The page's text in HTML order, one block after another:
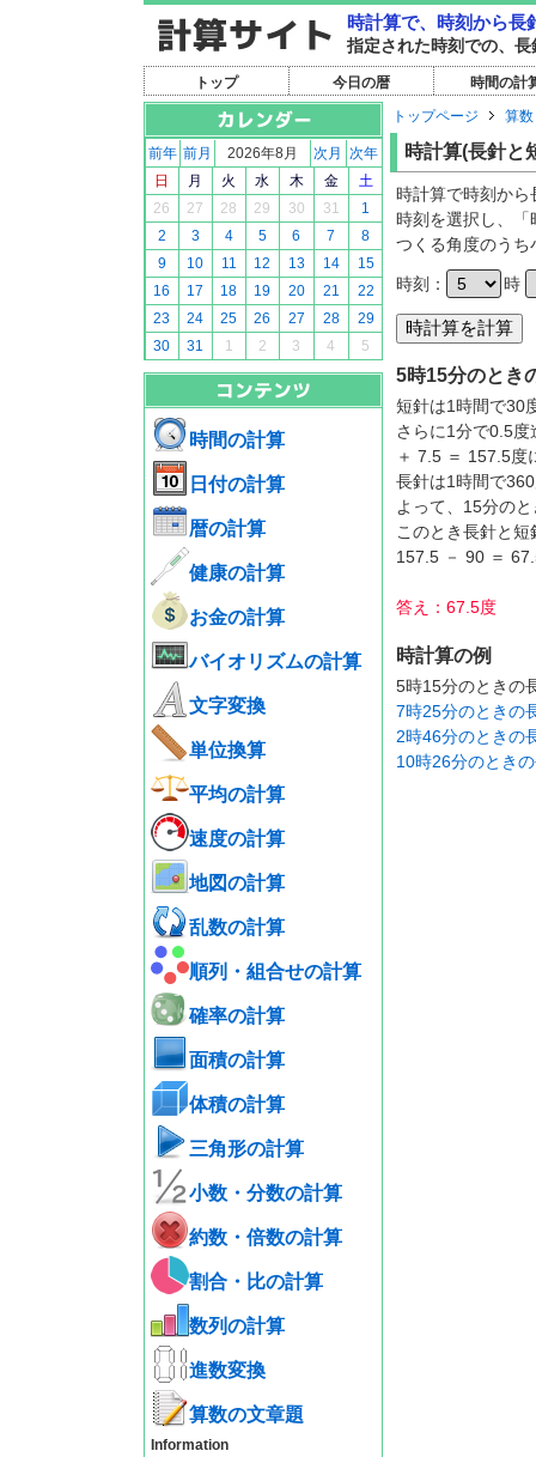
時計算で、時刻から長
指定された時刻での、
トップ 今日の暦 時間の計
前年 前月 2026年8月 次月
次年
日
月 火 水 木 金
土
26
27 28 29 30 31
1
2
3 4 5 6 7
8
9
10 11 12 13 14
15
16
17 18 19 20 21
22
23
24 25 26 27 28
29
30
31 1 2 3 4 5
時間の計算
日付の計算
暦の計算
健康の計算
お金の計算
バイオリズムの計算
文字変換
単位換算
平均の計算
速度の計算
地図の計算
乱数の計算
順列・組合せの計算
確率の計算
面積の計算
体積の計算
三角形の計算
小数・分数の計算
約数・倍数の計算
割合・比の計算
数列の計算
進数変換
算数の文章題
Information
トップページ 算数
時計算(長針と
時計算で時刻から
時刻を選択し、「
つくる角度のうち
時刻： 時
5時15分のとき
短針は1時間で30
さらに1分で0.5
＋ 7.5 ＝ 157.5度
長針は1時間で
よって、15分の
このとき長針と
157.5 － 90 ＝
答え：67.5度
時計算の例
5時15分のときの
7時25分のときの
2時46分のときの
10時26分のとき